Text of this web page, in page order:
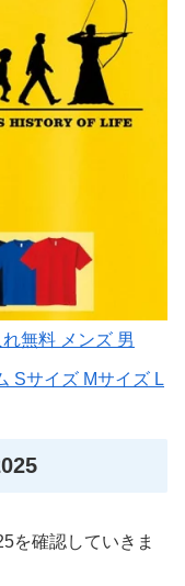
無料 メンズ 男
Sサイズ Mサイズ L
を確認していきま